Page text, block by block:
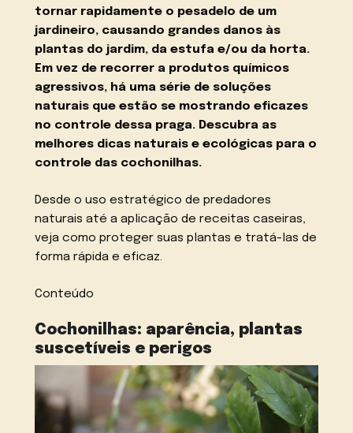
tornar rapidamente o pesadelo de um
jardineiro, causando grandes danos às
plantas do jardim, da estufa e/ou da horta.
Em vez de recorrer a produtos químicos
agressivos, há uma série de soluções
naturais que estão se mostrando eficazes
no controle dessa praga. Descubra as
melhores dicas naturais e ecológicas para o
controle das cochonilhas.
Desde o uso estratégico de predadores
naturais até a aplicação de receitas caseiras,
veja como proteger suas plantas e tratá-las de
forma rápida e eficaz.
Conteúdo
Cochonilhas: aparência, plantas
suscetíveis e perigos